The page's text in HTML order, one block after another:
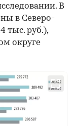
В
в Северо-
тыс. руб.),
округе